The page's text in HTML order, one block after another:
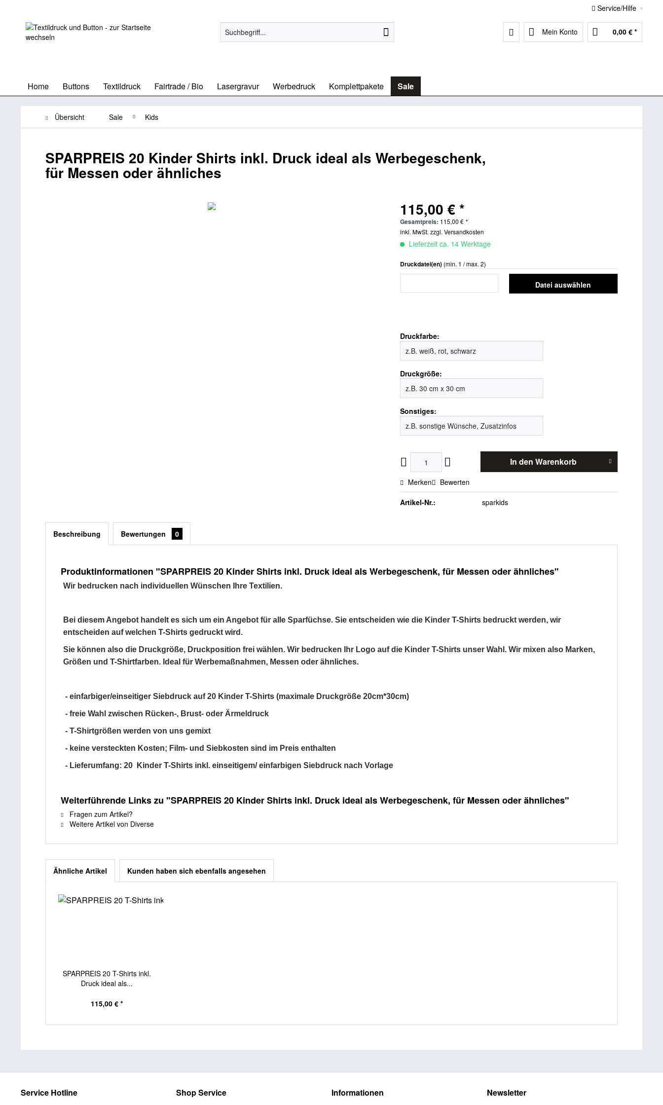
Service/Hilfe
Mein Konto 0,00 € *
Home Buttons Textildruck Fairtrade / Bio Lasergravur Werbedruck Komplettpakete Sale
Übersicht Sale Kids
SPARPREIS 20 Kinder Shirts inkl. Druck ideal als Werbegeschenk,
für Messen oder ähnliches
115,00 € *
Gesamtpreis: 115,00 € *
inkl. MwSt.zzgl. Versandkosten
Lieferzeit ca. 14 Werktage
Druckdatei(en) (min. 1 / max. 2)
Datei auswählen
Druckfarbe:
Druckgröße:
Sonstiges:
In den Warenkorb
Merken Bewerten
Artikel-Nr.: sparkids
Beschreibung Bewertungen 0
Produktinformationen "SPARPREIS 20 Kinder Shirts inkl. Druck ideal als Werbegeschenk, für Messen oder ähnliches"
Wir bedrucken nach individuellen Wünschen Ihre Textilien.
Bei diesem Angebot handelt es sich um ein Angebot für alle Sparfüchse. Sie entscheiden wie die Kinder T-Shirts bedruckt werden, wir
entscheiden auf welchen T-Shirts gedruckt wird.
Sie können also die Druckgröße, Druckposition frei wählen. Wir bedrucken Ihr Logo auf die Kinder T-Shirts unser Wahl. Wir mixen also Marken,
Größen und T-Shirtfarben. Ideal für Werbemaßnahmen, Messen oder ähnliches.
- einfarbiger/einseitiger Siebdruck auf 20 Kinder T-Shirts (maximale Druckgröße 20cm*30cm)
- freie Wahl zwischen Rücken-, Brust- oder Ärmeldruck
- T-Shirtgrößen werden von uns gemixt
- keine versteckten Kosten; Film- und Siebkosten sind im Preis enthalten
- Lieferumfang: 20 Kinder T-Shirts inkl. einseitigem/ einfarbigen Siebdruck nach Vorlage
Weiterführende Links zu "SPARPREIS 20 Kinder Shirts inkl. Druck ideal als Werbegeschenk, für Messen oder ähnliches"
Fragen zum Artikel?
Weitere Artikel von Diverse
Ähnliche Artikel Kunden haben sich ebenfalls angesehen
SPARPREIS 20 T-Shirts inkl.
Druck ideal als...
115,00 € *
Service Hotline Shop Service Informationen Newsletter